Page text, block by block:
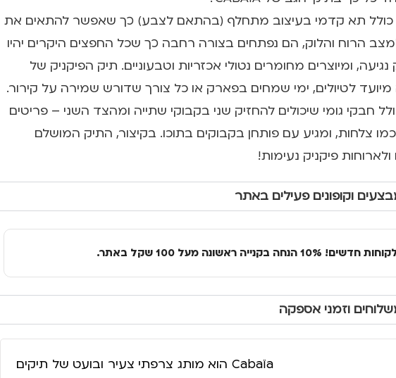
כולל תא קדמי בעיצוב מתחלף (בהתאם לצבע) כך שאפשר להתאים את
הרוח והלוק, הם נפתחים בצורה רחבה כך שכל החפצים היקרים יהיו
ומיוצרים מחומרים נטולי אכזריות וטבעוניים. תיק הפיקניק של
מיועד לטיולים, ימי שמחים בפארק או כל צורך שדורש שמירה על קירור.
חבקי גומי שיכולים להחזיק שני בקבוקי שתייה ומהצד השני – פריטים
כמו צלחות, ומגיע עם פותחן בקבוקים בתוכו. בקיצור, התיק המושלם
ולארוחות פיקניק נעימות!
וקופונים פעילים באתר
חדשים! 10% הנחה בקנייה ראשונה מעל 100 שקל באתר.
וזמני אספקה
Cabaïa הוא מותג צרפתי צעיר ובועט של תיקים